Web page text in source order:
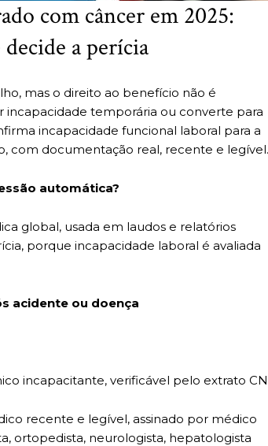
com câncer em 2025:
a perícia
mas o direito ao benefício não é
incapacidade temporária ou converte para
incapacidade funcional laboral para a
com documentação real, recente e legível.
automática?
global, usada em laudos e relatórios
porque incapacidade laboral é avaliada
acidente ou doença
incapacitante, verificável pelo extrato
recente e legível, assinado por médico
ortopedista, neurologista, hepatologista